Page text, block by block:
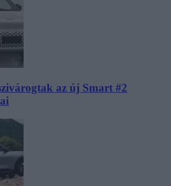
az új Smart #2